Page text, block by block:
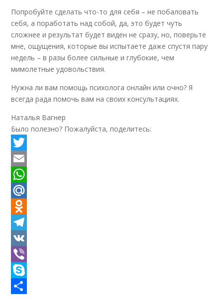
Попробуйте сделать что-то для себя – не побаловать
себя, а поработать над собой, да, это будет чуть
сложнее и результат будет виден не сразу, но, поверьте
мне, ощущения, которые вы испытаете даже спустя пару
недель – в разы более сильные и глубокие, чем
мимолетные удовольствия.
Нужна ли вам помощь психолога онлайн или очно? Я
всегда рада помочь вам на своих консультациях.
Наталья Вагнер
Было полезно? Пожалуйста, поделитесь:
Twitter
Email
WhatsApp
Mail.Ru
Odnoklassniki
Telegram
VK
Viber
Skype